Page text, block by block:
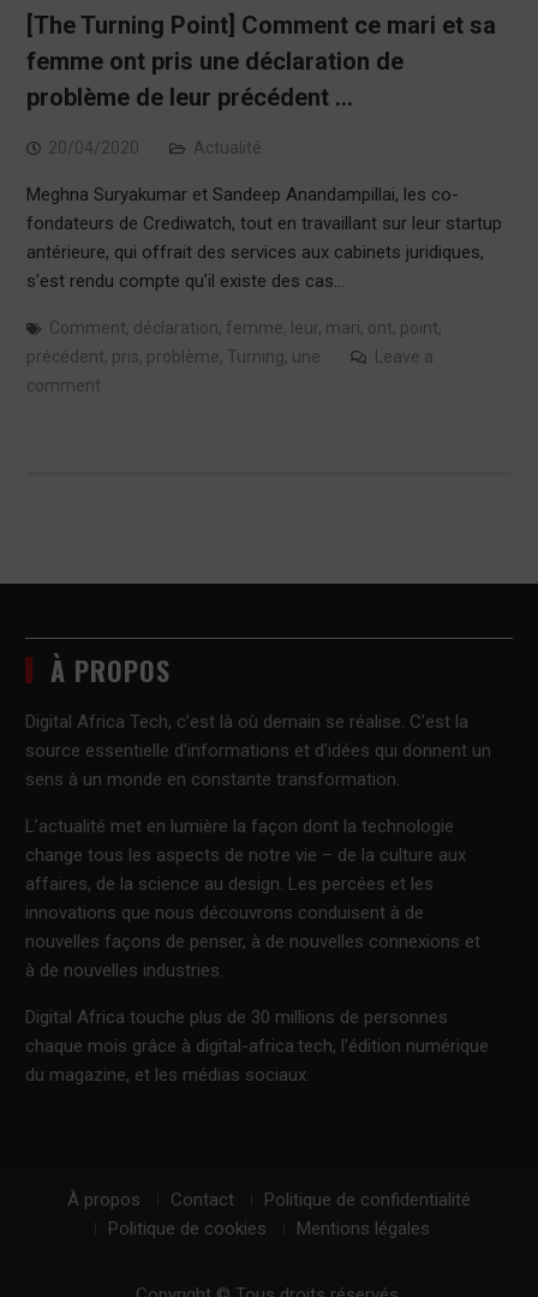
[The Turning Point] Comment ce mari et sa
femme ont pris une déclaration de
problème de leur précédent …
20/04/2020 Actualité
Meghna Suryakumar et Sandeep Anandampillai, les co-
fondateurs de Crediwatch, tout en travaillant sur leur startup
antérieure, qui offrait des services aux cabinets juridiques,
s’est rendu compte qu’il existe des cas…
Comment, déclaration, femme, leur, mari, ont, point,
précédent, pris, problème, Turning, une
Leave a
comment
À PROPOS
Digital Africa Tech, c’est là où demain se réalise. C’est la
source essentielle d’informations et d’idées qui donnent un
sens à un monde en constante transformation.
L’actualité met en lumière la façon dont la technologie
change tous les aspects de notre vie – de la culture aux
affaires, de la science au design. Les percées et les
innovations que nous découvrons conduisent à de
nouvelles façons de penser, à de nouvelles connexions et
à de nouvelles industries.
Digital Africa touche plus de 30 millions de personnes
chaque mois grâce à digital-africa.tech, l’édition numérique
du magazine, et les médias sociaux.
À propos Contact
Politique de confidentialité
Politique de cookies
Mentions légales